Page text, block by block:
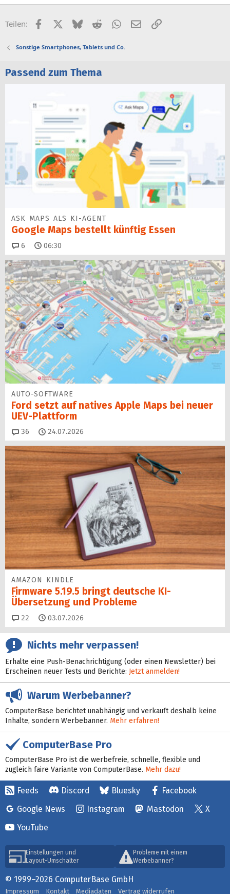
Teilen: FacebookX (Twitter)
BlueskyRedditWhatsApp
E-MailLink
Sonstige Smartphones, Tablets und Co.
Passend zum Thema
ASK MAPS ALS KI-AGENT
Google Maps bestellt künftig Essen
6 Kommentare
06:30
AUTO-SOFTWARE
Ford setzt auf natives Apple Maps bei neuer
UEV-Plattform
36 Kommentare
24.07.2026
AMAZON KINDLE
Firmware 5.19.5 bringt deutsche KI-
Übersetzung und Probleme
22 Kommentare
03.07.2026
Nichts mehr verpassen!
Erhalte eine Push-Benachrichtigung (oder einen Newsletter) bei
Erscheinen neuer Tests und Berichte: Jetzt anmelden!
Warum Werbebanner?
ComputerBase berichtet unabhängig und verkauft deshalb keine
Inhalte, sondern Werbebanner. Mehr erfahren!
ComputerBase Pro
ComputerBase Pro ist die werbefreie, schnelle, flexible und
zugleich faire Variante von ComputerBase. Mehr dazu!
Feeds Discord Bluesky
Facebook
Google News
Instagram Mastodon
X
YouTube
Einstellungen und
Layout-Umschalter
Probleme mit einem
Werbebanner?
© 1999–2026 ComputerBase GmbH
Impressum Kontakt Mediadaten Vertrag widerrufen